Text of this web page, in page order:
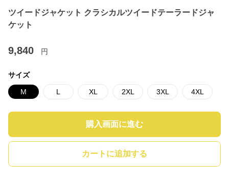
ツイードジャケット クラシカルツイードテーラードジャ
ケット
9,840 円
サイズ
M L XL 2XL 3XL 4XL
購入画面に進む
カートに追加する